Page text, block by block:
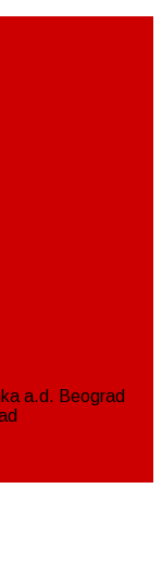
a.d. Beograd